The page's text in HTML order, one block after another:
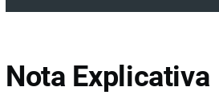
Nota Explicativa